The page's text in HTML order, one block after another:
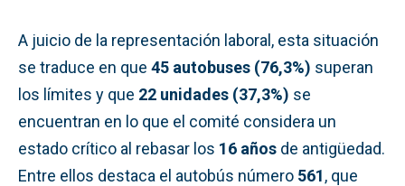
A juicio de la representación laboral, esta situación
se traduce en que 45 autobuses (76,3%) superan
los límites y que 22 unidades (37,3%) se
encuentran en lo que el comité considera un
estado crítico al rebasar los 16 años de antigüedad.
Entre ellos destaca el autobús número 561, que